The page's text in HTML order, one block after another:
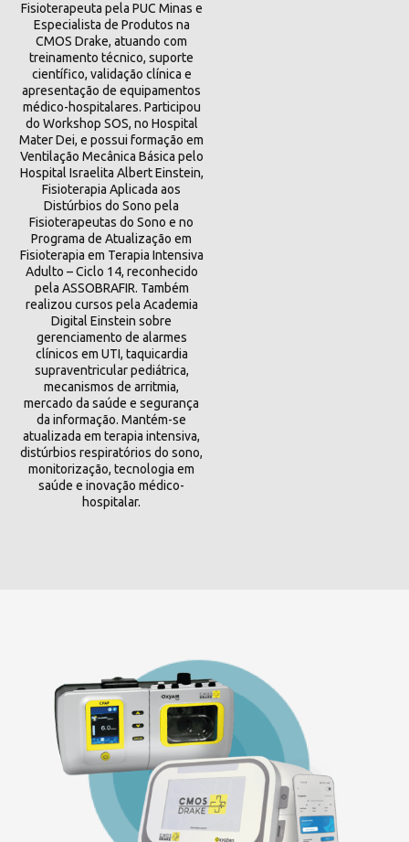
Fisioterapeuta pela PUC Minas e
Especialista de Produtos na
CMOS Drake, atuando com
treinamento técnico, suporte
científico, validação clínica e
apresentação de equipamentos
médico-hospitalares. Participou
do Workshop SOS, no Hospital
Mater Dei, e possui formação em
Ventilação Mecânica Básica pelo
Hospital Israelita Albert Einstein,
Fisioterapia Aplicada aos
Distúrbios do Sono pela
Fisioterapeutas do Sono e no
Programa de Atualização em
Fisioterapia em Terapia Intensiva
Adulto – Ciclo 14, reconhecido
pela ASSOBRAFIR. Também
realizou cursos pela Academia
Digital Einstein sobre
gerenciamento de alarmes
clínicos em UTI, taquicardia
supraventricular pediátrica,
mecanismos de arritmia,
mercado da saúde e segurança
da informação. Mantém-se
atualizada em terapia intensiva,
distúrbios respiratórios do sono,
monitorização, tecnologia em
saúde e inovação médico-
hospitalar.